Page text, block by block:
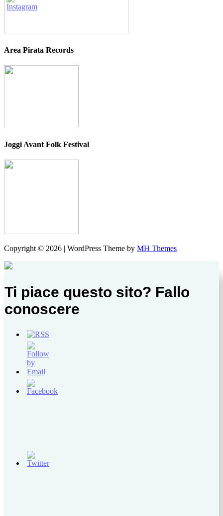
Area Pirata Records
Joggi Avant Folk Festival
Copyright © 2026 | WordPress Theme by MH Themes
Ti piace questo sito? Fallo
conoscere